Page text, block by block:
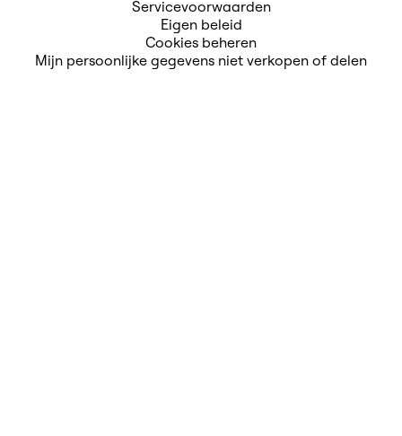
Servicevoorwaarden
Eigen beleid
Cookies beheren
Mijn persoonlijke gegevens niet verkopen of delen